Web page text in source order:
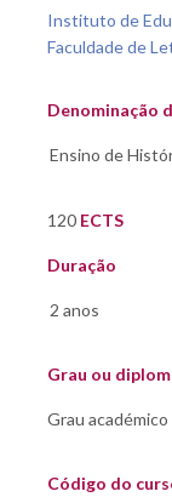
Instituto de
Faculdade de
Denominação
120 ECTS
Duração
Grau ou
Código do